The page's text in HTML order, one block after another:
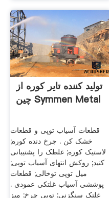
تولید کننده تایر کوره از
چین Symmen Metal
قطعات آسیاب توپی و قطعات
خشک کن . چرخ دنده کوره;
لاستیک کوره; غلطک را پشتیبانی
کنید; روکش انتهای آسیاب توپی;
میل توپی توخالی; قطعات
پوششی آسیاب غلتکی عمودی .
غلتک سنگزنی; توپی چرخ; میز